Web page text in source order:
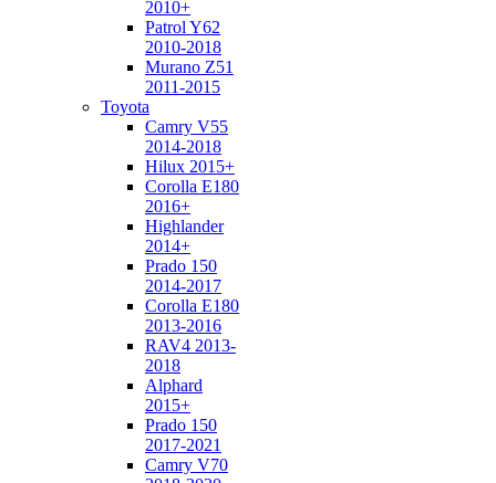
2010+
Patrol Y62
2010-2018
Murano Z51
2011-2015
Toyota
Camry V55
2014-2018
Hilux 2015+
Corolla E180
2016+
Highlander
2014+
Prado 150
2014-2017
Corolla E180
2013-2016
RAV4 2013-
2018
Alphard
2015+
Prado 150
2017-2021
Camry V70